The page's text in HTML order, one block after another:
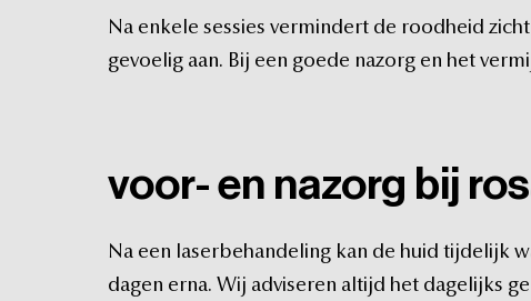
Na enkele sessies vermindert de roodheid
gevoelig aan. Bij een goede nazorg en het
voor- en nazorg bij
Na een laserbehandeling kan de huid tijdelijk
dagen erna. Wij adviseren altijd het dagelijks